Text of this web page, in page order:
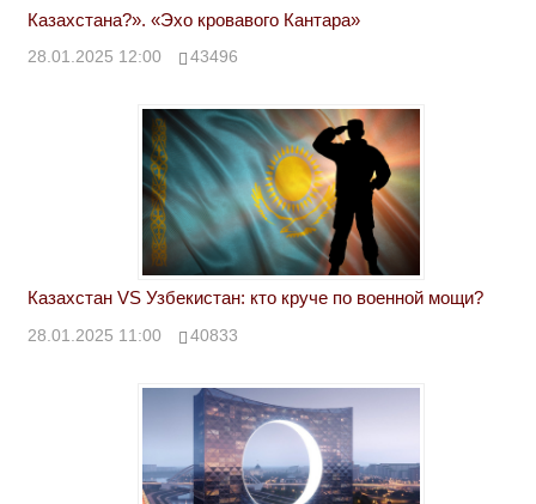
Казахстана?». «Эхо кровавого Кантара»
28.01.2025 12:00 43496
Казахстан VS Узбекистан: кто круче по военной мощи?
28.01.2025 11:00 40833